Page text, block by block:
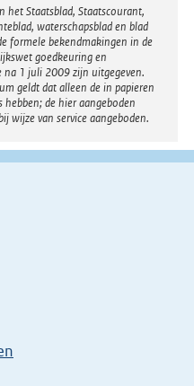
het Staatsblad, Staatscourant,
waterschapsblad en blad
formele bekendmakingen in de
goedkeuring en
na 1 juli 2009 zijn uitgegeven.
geldt dat alleen de in papieren
de hier aangeboden
wijze van service aangeboden.